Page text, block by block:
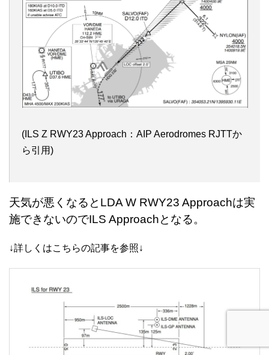
(ILS Z RWY23 Approach：AIP Aerodromes RJTTか
ら引用)
天気が悪くなるとLDA W RWY23 Approachは実
施できないのでILS Approachとなる。
↓詳しくはこちらの記事を参照↓